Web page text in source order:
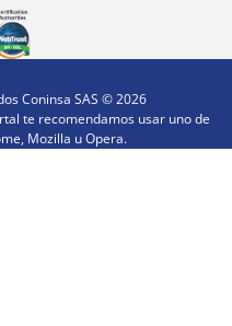
Coninsa SAS ©2026
te recomendamos usar uno de
Mozilla u Opera.